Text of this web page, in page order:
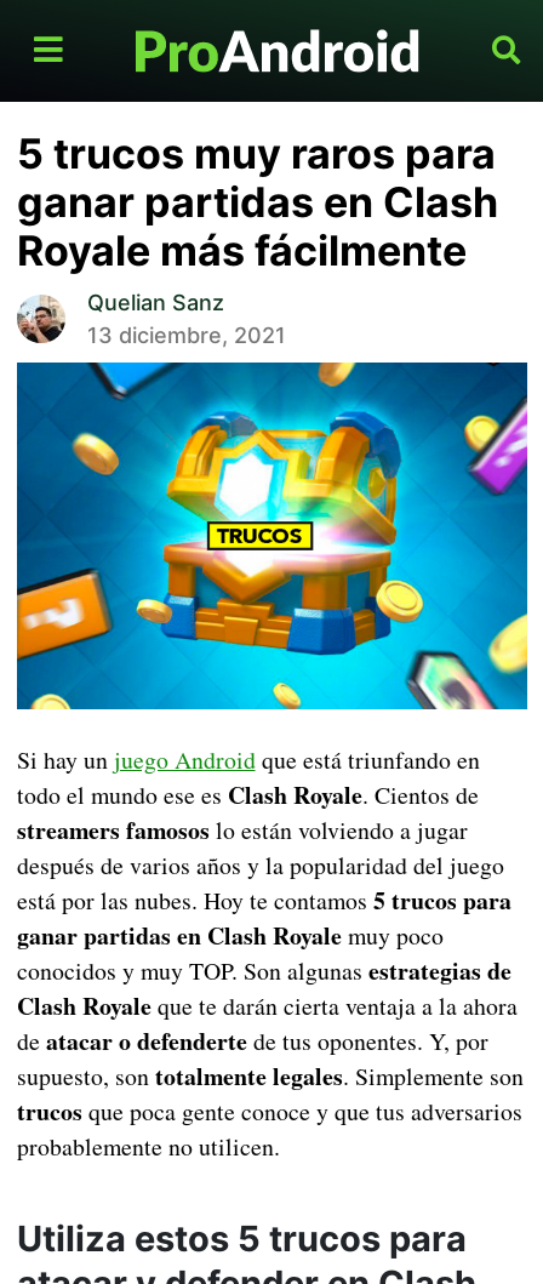
5 trucos muy raros para
ganar partidas en Clash
Royale más fácilmente
Quelian Sanz
13 diciembre, 2021
Si hay unjuego Androidque está triunfando en
todo el mundo ese es Clash Royale. Cientos de
streamers famosos lo están volviendo a jugar
después de varios años y la popularidad del juego
está por las nubes. Hoy te contamos 5 trucos para
ganar partidas en Clash Royalemuy poco
conocidos y muy TOP. Son algunas estrategias de
Clash Royaleque te darán cierta ventaja a la ahora
de atacar o defendertede tus oponentes. Y, por
supuesto, sontotalmente legales. Simplemente son
trucos que poca gente conoce y que tus adversarios
probablemente no utilicen.
Utiliza estos 5 trucos para